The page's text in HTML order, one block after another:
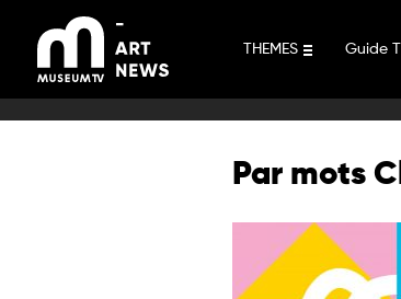
contenu
THEMES Guide
Par mots